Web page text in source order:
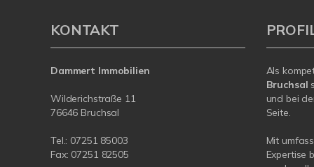
KONTAKT
Dammert Immobilien
Wilderichstraße 11
76646 Bruchsal
Tel.: 07251 85003
Fax: 07251 82505
Als
Bruchsal
und bei
Seite.
Mit
Expertise